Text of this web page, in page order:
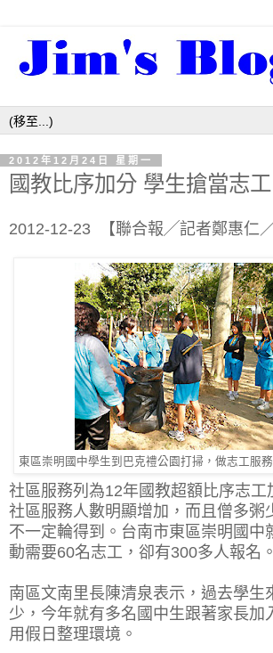
2012年12月24日 星期一
國教比序加分 學生搶當志工
2012-12-23 【聯合報╱記者鄭惠仁／
東區崇明國中學生到巴克禮公園打掃，做志工服
社區服務列為12年國教超額比序志工
社區服務人數明顯增加，而且僧多粥
不一定輪得到。台南市東區崇明國中
動需要60名志工，卻有300多人報名。
南區文南里長陳清泉表示，過去學生
少，今年就有多名國中生跟著家長加
用假日整理環境。